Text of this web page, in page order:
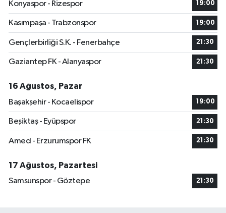
Konyaspor - Rizespor
19:00
Kasımpaşa - Trabzonspor 19:00
Gençlerbirliği S.K. - Fenerbahçe 21:30
Gaziantep FK - Alanyaspor 21:30
16 Ağustos, Pazar
Başakşehir - Kocaelispor
19:00
Beşiktaş - Eyüpspor 21:30
Amed - Erzurumspor FK 21:30
17 Ağustos, Pazartesi
Samsunspor - Göztepe
21:30